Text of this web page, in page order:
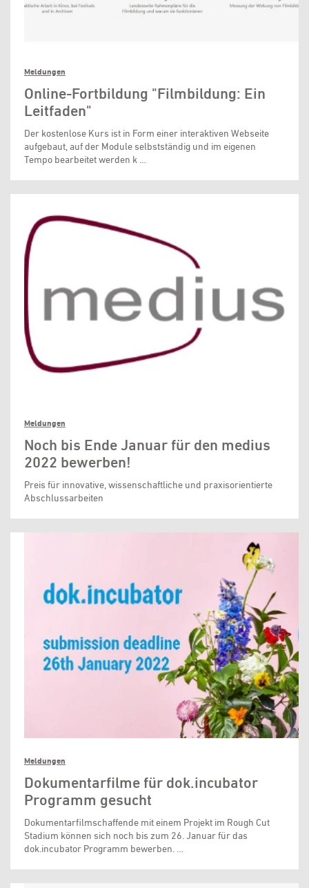
Meldungen
Online-Fortbildung "Filmbildung: Ein
Leitfaden"
Der kostenlose Kurs ist in Form einer interaktiven Webseite
aufgebaut, auf der Module selbstständig und im eigenen
Tempo bearbeitet werden k …
Meldungen
Noch bis Ende Januar für den medius
2022 bewerben!
Preis für innovative, wissenschaftliche und praxisorientierte
Abschlussarbeiten
Meldungen
Dokumentarfilme für dok.incubator
Programm gesucht
Dokumentarfilmschaffende mit einem Projekt im Rough Cut
Stadium können sich noch bis zum 26. Januar für das
dok.incubator Programm bewerben. …